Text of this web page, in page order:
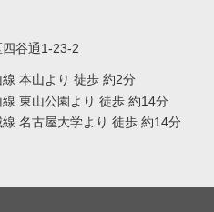
谷通1-23-2
本山より 徒歩 約2分
東山公園より 徒歩 約14分
名古屋大学より 徒歩 約14分